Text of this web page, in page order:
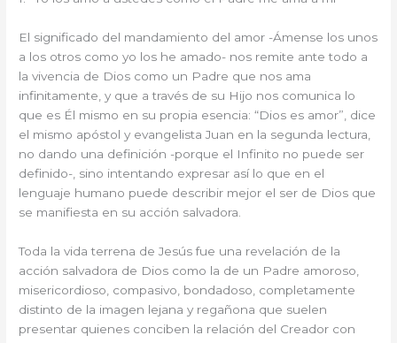
El significado del mandamiento del amor -Ámense los unos
a los otros como yo los he amado- nos remite ante todo a
la vivencia de Dios como un Padre que nos ama
infinitamente, y que a través de su Hijo nos comunica lo
que es Él mismo en su propia esencia: “Dios es amor”, dice
el mismo apóstol y evangelista Juan en la segunda lectura,
no dando una definición -porque el Infinito no puede ser
definido-, sino intentando expresar así lo que en el
lenguaje humano puede describir mejor el ser de Dios que
se manifiesta en su acción salvadora.
Toda la vida terrena de Jesús fue una revelación de la
acción salvadora de Dios como la de un Padre amoroso,
misericordioso, compasivo, bondadoso, completamente
distinto de la imagen lejana y regañona que suelen
presentar quienes conciben la relación del Creador con